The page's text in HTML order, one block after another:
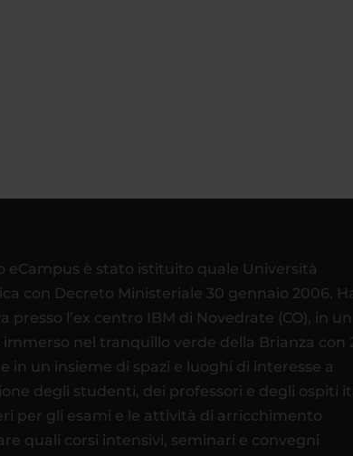
eCampus è stato istituito quale Università
con Decreto Ministeriale 30 gennaio 2006.
presso l’ex centro IBM di Novedrate (CO), in un
nel tranquillo verde della Brianza con
in un insieme di spazi e luoghi di interesse a
degli studenti, dei professori e degli ospiti
per gli esami e le attività di arricchimento
quali corsi intensivi, seminari e convegni